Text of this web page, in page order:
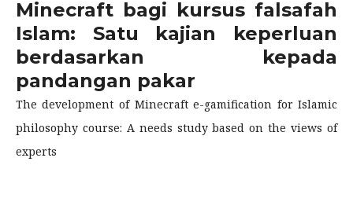
Minecraft bagi kursus falsafah
Islam: Satu kajian keperluan
berdasarkan kepada
pandangan pakar
The development of Minecraft e-gamification for Islamic
philosophy course: A needs study based on the views of
experts